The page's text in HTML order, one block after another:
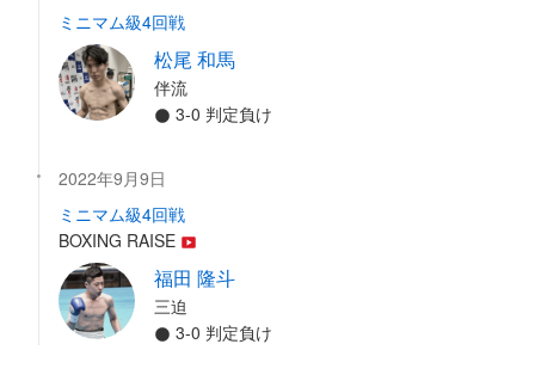
ミニマム級4回戦
松尾 和馬
伴流
3-0 判定負け
2022年9月9日
ミニマム級4回戦
BOXING RAISE
福田 隆斗
三迫
3-0 判定負け